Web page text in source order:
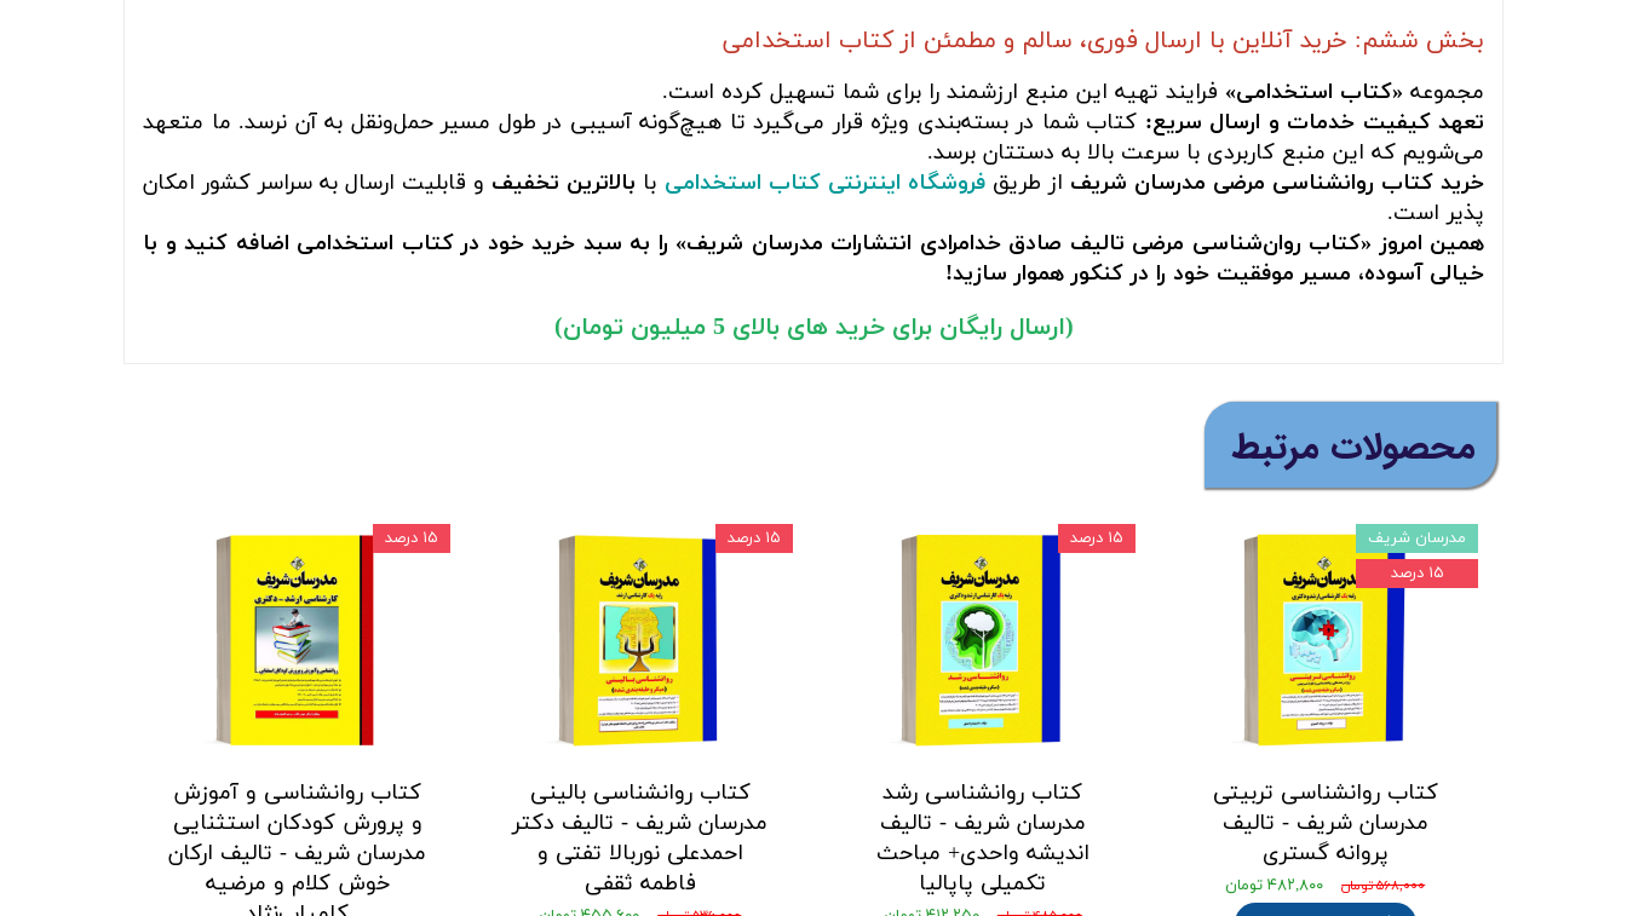
بخش ششم: خرید آنلاین با ارسال فوری، سالم و مطمئن از کتاب استخدامی
مجموعه «کتاب استخدامی» فرایند تهیه این منبع ارزشمند را برای شما تسهیل کرده است.
تعهد کیفیت خدمات و ارسال سریع: کتاب شما در بسته‌بندی ویژه قرار می‌گیرد تا هیچ‌گونه آسیبی در طول مسیر حمل‌ونقل به آن نرسد. ما متعهد
می‌شویم که این منبع کاربردی با سرعت بالا به دستتان برسد.
خرید کتاب روانشناسی مرضی مدرسان شریف از طریقفروشگاه اینترنتی کتاب استخدامی با بالاترین تخفیف و قابلیت ارسال به سراسر کشور امکان
پذیر است.
همین امروز «کتاب روان‌شناسی مرضی تالیف صادق خدامرادی انتشارات مدرسان شریف» را به سبد خرید خود در کتاب استخدامی اضافه کنید و با
خیالی آسوده، مسیر موفقیت خود را در کنکور هموار سازید!
(ارسال رایگان برای خرید های بالای 5 میلیون تومان)
​محصولات مرتبط
کتاب روانشناسی تربیتی
مدرسان شریف - تالیف
پروانه گستری
۵۶۸,۰۰۰ تومان ۴۸۲,۸۰۰ تومان
مدرسان شریف
۱۵ درصد
کتاب روانشناسی رشد
مدرسان شریف - تالیف
اندیشه واحدی+ مباحث
تکمیلی پاپالیا
۱۵ درصد
کتاب روانشناسی بالینی
مدرسان شریف - تالیف دکتر
احمدعلی نوربالا تفتی و
فاطمه ثقفی
۱۵ درصد
کتاب روانشناسی و آموزش
و پرورش کودکان استثنایی
مدرسان شریف - تالیف اركان
خوش كلام و مرضيه
۱۵ درصد